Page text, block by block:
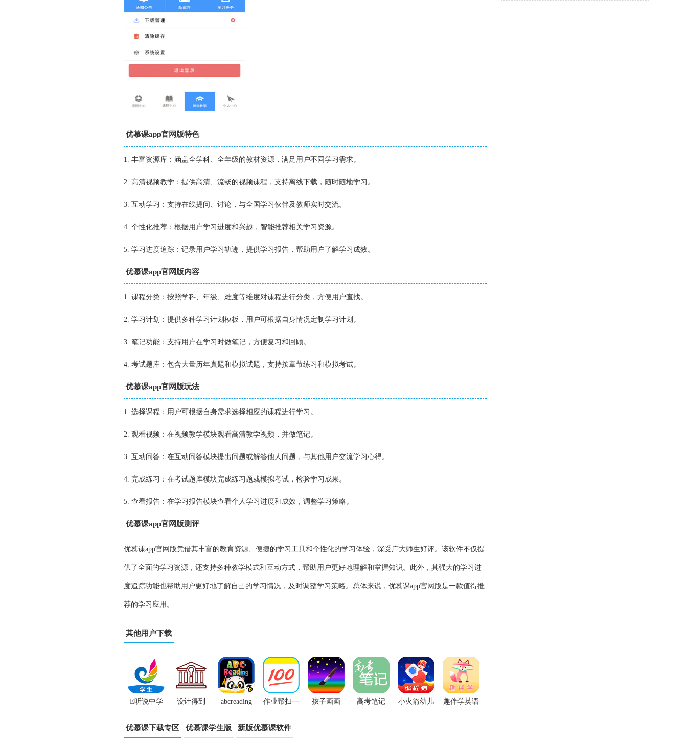
优慕课app官网版特色
1. 丰富资源库：涵盖全学科、全年级的教材资源，满足用户不同学习需求。
2. 高清视频教学：提供高清、流畅的视频课程，支持离线下载，随时随地学习。
3. 互动学习：支持在线提问、讨论，与全国学习伙伴及教师实时交流。
4. 个性化推荐：根据用户学习进度和兴趣，智能推荐相关学习资源。
5. 学习进度追踪：记录用户学习轨迹，提供学习报告，帮助用户了解学习成效。
优慕课app官网版内容
1. 课程分类：按照学科、年级、难度等维度对课程进行分类，方便用户查找。
2. 学习计划：提供多种学习计划模板，用户可根据自身情况定制学习计划。
3. 笔记功能：支持用户在学习时做笔记，方便复习和回顾。
4. 考试题库：包含大量历年真题和模拟试题，支持按章节练习和模拟考试。
优慕课app官网版玩法
1. 选择课程：用户可根据自身需求选择相应的课程进行学习。
2. 观看视频：在视频教学模块观看高清教学视频，并做笔记。
3. 互动问答：在互动问答模块提出问题或解答他人问题，与其他用户交流学习心得。
4. 完成练习：在考试题库模块完成练习题或模拟考试，检验学习成果。
5. 查看报告：在学习报告模块查看个人学习进度和成效，调整学习策略。
优慕课app官网版测评
优慕课app官网版凭借其丰富的教育资源、便捷的学习工具和个性化的学习体验，深受广大师生好评。该软件不仅提
供了全面的学习资源，还支持多种教学模式和互动方式，帮助用户更好地理解和掌握知识。此外，其强大的学习进
度追踪功能也帮助用户更好地了解自己的学习情况，及时调整学习策略。总体来说，优慕课app官网版是一款值得推
荐的学习应用。
其他用户下载
E听说中学
App
设计得到
app
abcreading
官方版
作业帮扫一
扫答题App
孩子画画 高考笔记 小火箭幼儿 趣伴学英语
优慕课下载专区 优慕课学生版 新版优慕课软件